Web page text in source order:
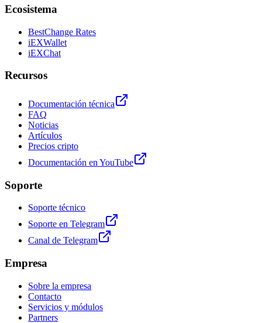
Ecosistema
BestChange Rates
iEXWallet
iEXChat
Recursos
Documentación técnica
FAQ
Noticias
Artículos
Precios cripto
Documentación en YouTube
Soporte
Soporte técnico
Soporte en Telegram
Canal de Telegram
Empresa
Sobre la empresa
Contacto
Servicios y módulos
Partners